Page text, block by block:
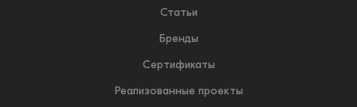
Статьи
Бренды
Сертификаты
Реализованные проекты